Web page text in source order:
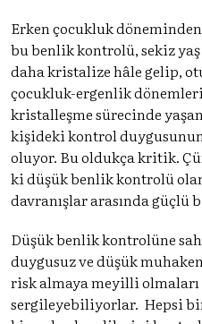
Erken çocukluk
bu benlik kontrolü, sekiz
daha kristalize hâle gelip,
çocukluk-ergenlik
kristalleşme sürecinde
kişideki kontrol duygusunun
oluyor. Bu oldukça kritik.
ki düşük benlik kontrolü
davranışlar arasında
Düşük benlik kontrolüne
duygusuz ve düşük
risk almaya meyilli olmaları
sergileyebiliyorlar. Hepsi